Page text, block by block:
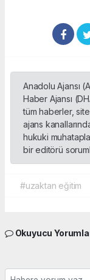
Anadolu Ajansı
Haber Ajansı
tüm haberler,
ajans
hukuki
bir editörü
#uzaktan eğitim
Okuyucu